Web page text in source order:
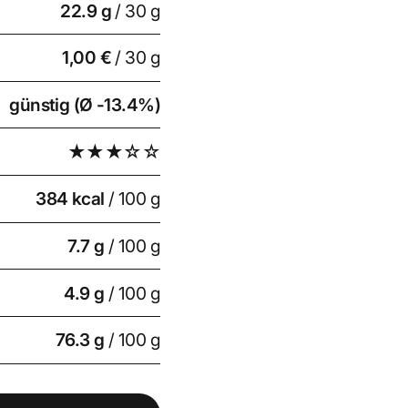
22.9g / 30 g
1,00 € / 30 g
günstig (Ø -13.4%)
★★★☆☆
384 kcal / 100 g
7.7 g / 100 g
4.9 g / 100 g
76.3 g / 100 g